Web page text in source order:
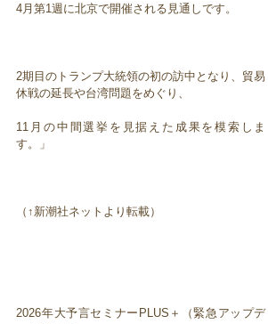
4月第1週に北京で開催される見通しです。
2期目のトランプ大統領の初の訪中となり、貿易
休戦の延長や台湾問題をめぐり、
11月の中間選挙を見据えた成果を模索しま
す。」
（↑新潮社ネットより転載）
2026年大予言セミナーPLUS＋（緊急アップデ